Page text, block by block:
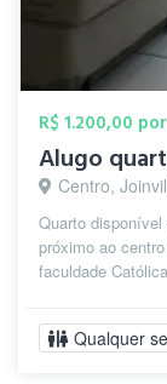
R$ 1.200,00
Alugo
Centro,
Quarto
próximo ao
faculdade
Qualquer